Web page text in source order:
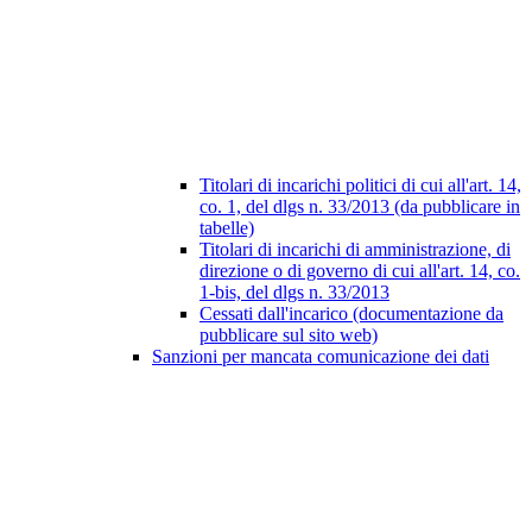
Titolari di incarichi politici di cui all'art. 14,
co. 1, del dlgs n. 33/2013 (da pubblicare in
tabelle)
Titolari di incarichi di amministrazione, di
direzione o di governo di cui all'art. 14, co.
1-bis, del dlgs n. 33/2013
Cessati dall'incarico (documentazione da
pubblicare sul sito web)
Sanzioni per mancata comunicazione dei dati